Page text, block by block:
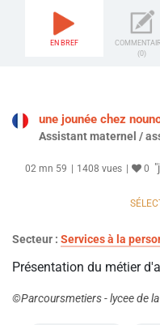
EN BREF
(0)
une jounée chez
Assistant maternel /
02 mn 59 1408 vues 0
Secteur : Services à la
Présentation du métier
©Parcoursmetiers - lycee de